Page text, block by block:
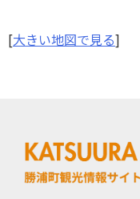
[大きい地図で見る]